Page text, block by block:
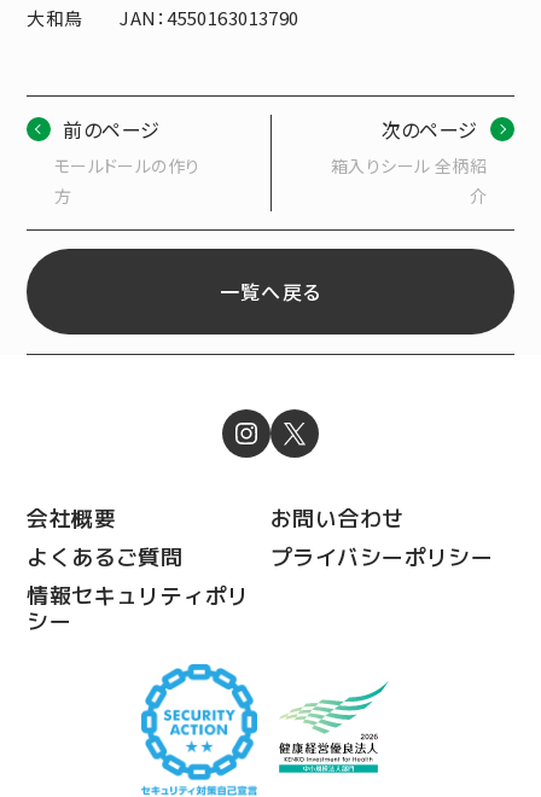
大和鳥 JAN：4550163013790
前のページ
モールドールの作り
方
一覧へ戻る
次のページ
箱入りシール 全柄紹
介
会社概要
お問い合わせ
よくあるご質問
プライバシーポリシー
情報セキュリティポリ
シー